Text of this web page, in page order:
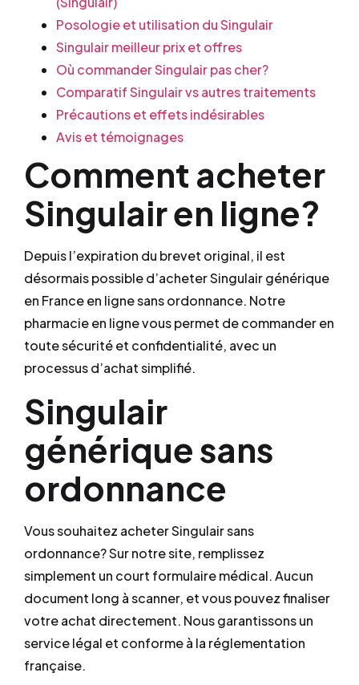
Posologie et utilisation du Singulair
Singulair meilleur prix et offres
Où commander Singulair pas cher?
Comparatif Singulair vs autres traitements
Précautions et effets indésirables
Avis et témoignages
Comment acheter
Singulair en ligne?
Depuis l’expiration du brevet original, il est
désormais possible d’acheter Singulair générique
en France en ligne sans ordonnance. Notre
pharmacie en ligne vous permet de commander en
toute sécurité et confidentialité, avec un
processus d’achat simplifié.
Singulair
générique sans
ordonnance
Vous souhaitez acheter Singulair sans
ordonnance? Sur notre site, remplissez
simplement un court formulaire médical. Aucun
document long à scanner, et vous pouvez finaliser
votre achat directement. Nous garantissons un
service légal et conforme à la réglementation
française.